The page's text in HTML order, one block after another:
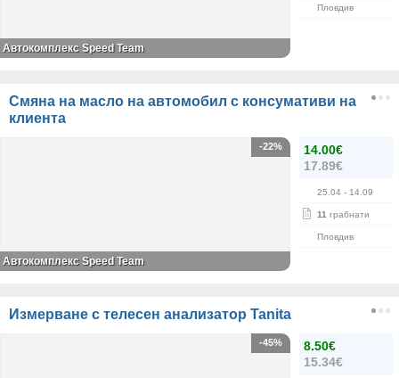
Пловдив
Автокомплекс Speed Team
Смяна на масло на автомобил с консумативи на
клиента
14.00€
17.89€
25.04 - 14.09
11 грабнати
Пловдив
-22%
Автокомплекс Speed Team
Измерване с телесен анализатор Tanita
8.50€
15.34€
-45%